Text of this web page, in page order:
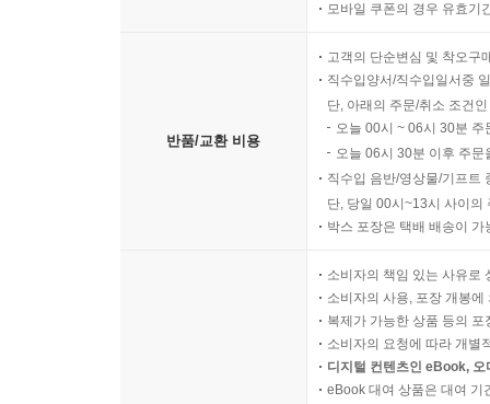
조선 시대 장애인의 삶 [인문+사회] 172
팬슈머와 팬덤 경제학 [사회] 174
모바일 쿠폰의 경우 유효기
반품/교환 비용
고객의 단순변심 및 착오구
직수입양서/직수입일서중
단, 아래의 주문/취소 조건
오늘 00시 ~ 06시 30분
오늘 06시 30분 이후 주
직수입 음반/영상물/기프트
단, 당일 00시~13시 사이의
박스 포장은 택배 배송이
소비자의 책임 있는 사유로
소비자의 사용, 포장 개봉
복제가 가능한 상품 등의
소비자의 요청에 따라 개별
디지털 컨텐츠인 eBook,
eBook 대여 상품은 대여 기